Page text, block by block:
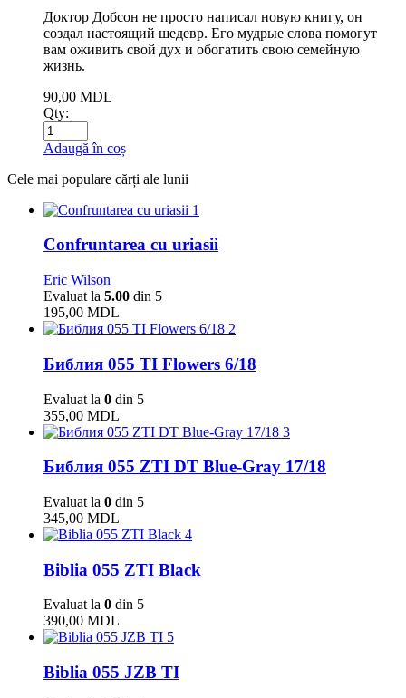
Доктор Добсон не просто написал новую книгу, он
создал настоящий шедевр. Его мудрые слова помогут
вам оживить свой дух и обогатить свою семейную
жизнь.
90,00 MDL
Qty:
Adaugă în coș
Cele mai populare cărți ale lunii
1
Confruntarea cu uriasii
Eric Wilson
Evaluat la 5.00 din 5
195,00 MDL
2
Библия 055 TI Flowers 6/18
Evaluat la 0 din 5
355,00 MDL
3
Библия 055 ZTI DT Blue-Gray 17/18
Evaluat la 0 din 5
345,00 MDL
4
Biblia 055 ZTI Black
Evaluat la 0 din 5
390,00 MDL
5
Biblia 055 JZB TI